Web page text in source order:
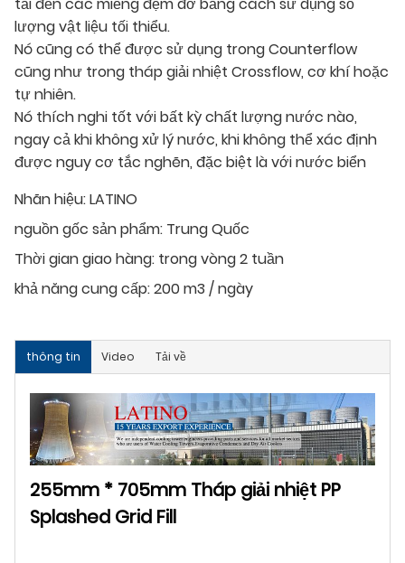
lượng vật liệu tối thiểu.
Nó cũng có thể được sử dụng trong Counterflow
cũng như trong tháp giải nhiệt Crossflow, cơ khí hoặc
tự nhiên.
Nó thích nghi tốt với bất kỳ chất lượng nước nào,
ngay cả khi không xử lý nước, khi không thể xác định
được nguy cơ tắc nghẽn, đặc biệt là với nước biển
Nhãn hiệu:LATINO
nguồn gốc sản phẩm: Trung Quốc
Thời gian giao hàng: trong vòng 2 tuần
khả năng cung cấp:200 m3 / ngày
thông tin Video Tải về
255mm * 705mm Tháp giải nhiệt PP
Splashed Grid Fill